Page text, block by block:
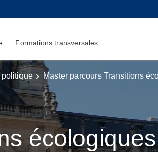
Formations transversales
politique Master parcours Transitions
écologiques